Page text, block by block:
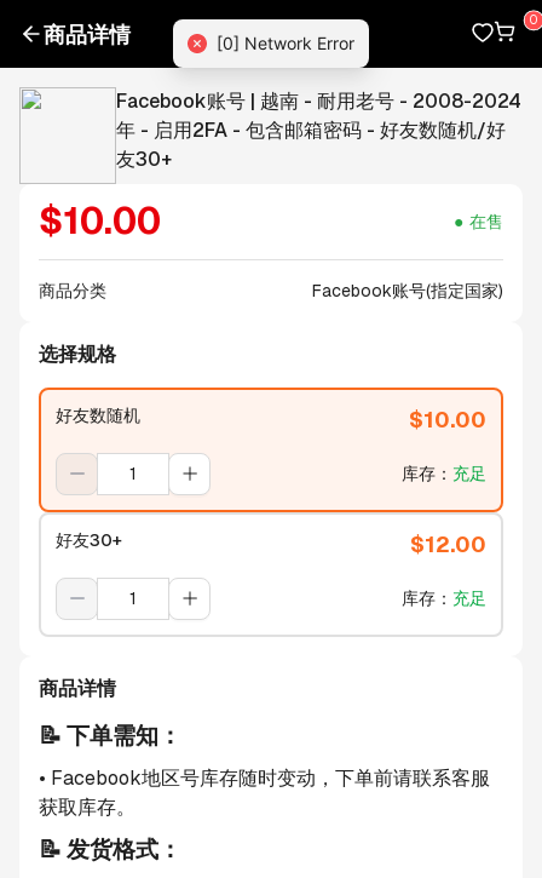
商品详情
Facebook账号 | 越南 - 耐用老号 - 2008-2024
年 - 启用2FA - 包含邮箱密码 - 好友数随机/好
友30+
$10.00 在售
商品分类 Facebook账号(指定国家)
选择规格
好友数随机 $10.00
库存 ： 充足
好友30+ $12.00
库存 ： 充足
商品详情
📝 下单需知：
• Facebook地区号库存随时变动，下单前请联系客服
获取库存。
📝 发货格式：
[0] Network Error